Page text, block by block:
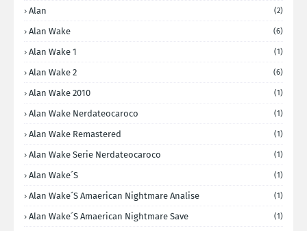
Alan (2)
Alan Wake (6)
Alan Wake 1 (1)
Alan Wake 2 (6)
Alan Wake 2010 (1)
Alan Wake Nerdateocaroco (1)
Alan Wake Remastered (1)
Alan Wake Serie Nerdateocaroco (1)
Alan Wake´s (1)
Alan Wake´s Amaerican Nightmare Analise (1)
Alan Wake´s Amaerican Nightmare Save (1)